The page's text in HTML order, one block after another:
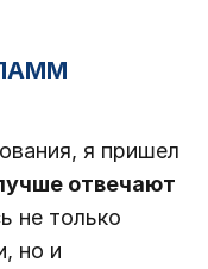
я пришел
отвечают
не только
но и